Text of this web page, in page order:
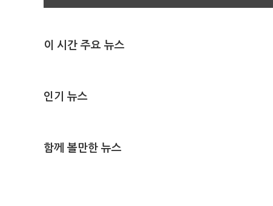
이 시간 주요 뉴스
인기 뉴스
함께 볼만한 뉴스